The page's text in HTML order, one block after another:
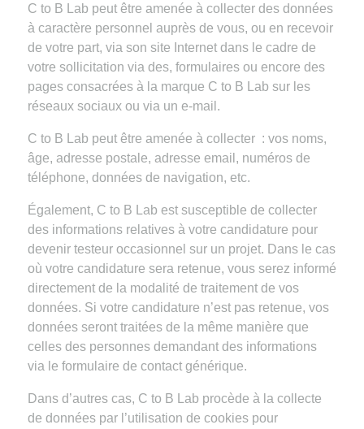
C to B Lab peut être amenée à collecter des données
à caractère personnel auprès de vous, ou en recevoir
de votre part, via son site Internet dans le cadre de
votre sollicitation via des, formulaires ou encore des
pages consacrées à la marque C to B Lab sur les
réseaux sociaux ou via un e-mail.
C to B Lab peut être amenée à collecter : vos noms,
âge, adresse postale, adresse email, numéros de
téléphone, données de navigation, etc.
Également, C to B Lab est susceptible de collecter
des informations relatives à votre candidature pour
devenir testeur occasionnel sur un projet. Dans le cas
où votre candidature sera retenue, vous serez informé
directement de la modalité de traitement de vos
données. Si votre candidature n’est pas retenue, vos
données seront traitées de la même manière que
celles des personnes demandant des informations
via le formulaire de contact générique.
Dans d’autres cas, C to B Lab procède à la collecte
de données par l’utilisation de cookies pour